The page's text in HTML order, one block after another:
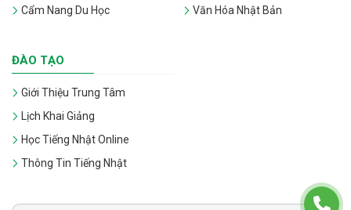
Cẩm Nang Du Học
Văn Hóa Nhật Bản
ĐÀO TẠO
Giới Thiệu Trung Tâm
Lịch Khai Giảng
Học Tiếng Nhật Online
Thông Tin Tiếng Nhật